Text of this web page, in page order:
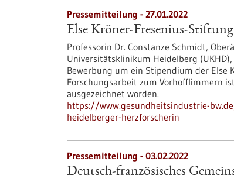
Pressemitteilung - 27.01.2022
Else Kröner-Fresenius-
Professorin Dr. Constanze Schmidt,
Universitätsklinikum Heidelberg
Bewerbung um ein Stipendium der Else
Forschungsarbeit zum Vorhofflimmern
ausgezeichnet worden.
https://www.gesundheitsindustrie-
heidelberger-herzforscherin
Pressemitteilung - 03.02.2022
Deutsch-französisches